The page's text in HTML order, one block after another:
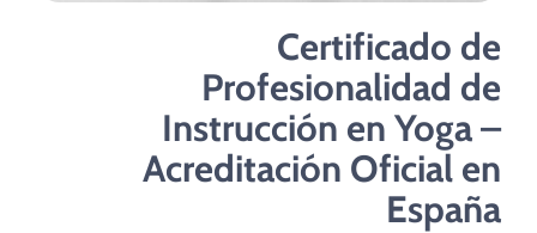
Certificado de
Profesionalidad de
Instrucción en Yoga –
Acreditación Oficial en
España